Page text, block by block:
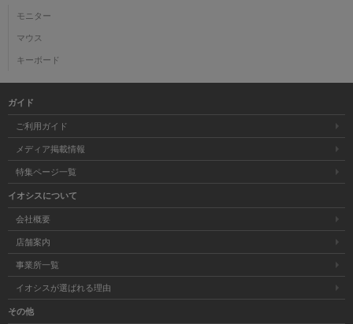
モニター
マウス
キーボード
ガイド
ご利用ガイド
メディア掲載情報
特集ページ一覧
イオシスについて
会社概要
店舗案内
事業所一覧
イオシスが選ばれる理由
その他